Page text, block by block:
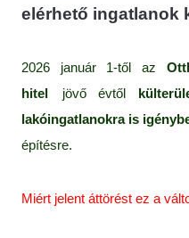
elérhető ingatlanok
2026 január 1-től az
hitel
jövő évtől
lakóingatlanokra is
építésre.
Miért jelent áttörést ez a